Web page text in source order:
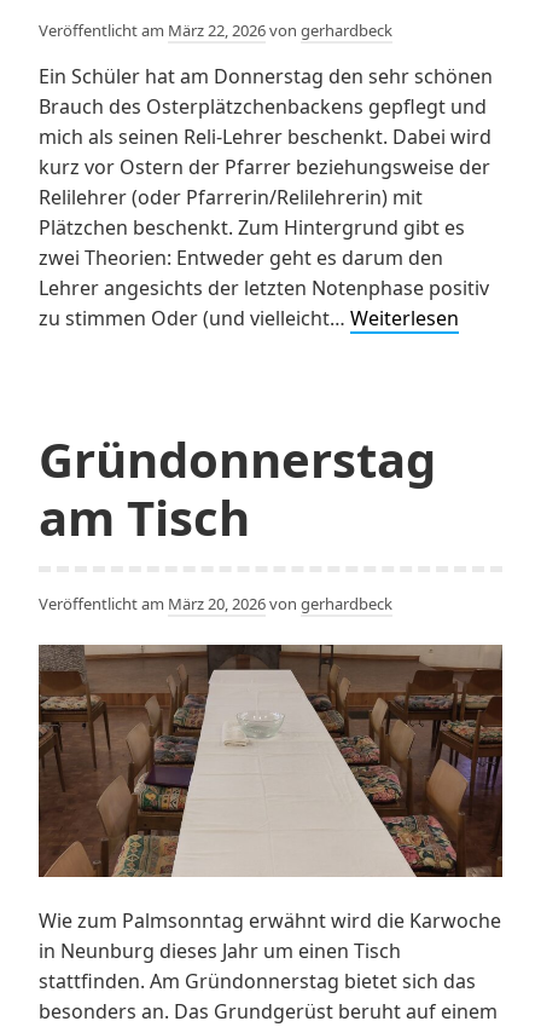
Veröffentlicht am März 22, 2026von gerhardbeck
Ein Schüler hat am Donnerstag den sehr schönen
Brauch des Osterplätzchenbackens gepflegt und
mich als seinen Reli-Lehrer beschenkt. Dabei wird
kurz vor Ostern der Pfarrer beziehungsweise der
Relilehrer (oder Pfarrerin/Relilehrerin) mit
Plätzchen beschenkt. Zum Hintergrund gibt es
zwei Theorien: Entweder geht es darum den
Lehrer angesichts der letzten Notenphase positiv
zu stimmen Oder (und vielleicht… Weiterlesen
Gründonnerstag
am Tisch
Veröffentlicht am März 20, 2026von gerhardbeck
Wie zum Palmsonntag erwähnt wird die Karwoche
in Neunburg dieses Jahr um einen Tisch
stattfinden. Am Gründonnerstag bietet sich das
besonders an. Das Grundgerüst beruht auf einem